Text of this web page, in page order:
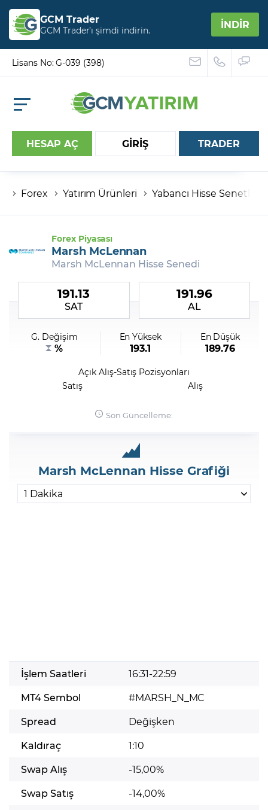
GCM Trader
GCM Trader’ı şimdi indirin. İNDİR
Lisans No: G-039 (398)
HESAP AÇ GİRİŞ
Hesap numaranız
Şifremi Unuttum
TRADER
Forex Yatırım Ürünleri Yabancı Hisse Senetleri
Forex Piyasası
Marsh McLennan
Marsh McLennan Hisse Senedi
191.13
SAT
191.96
AL
G. Değişim
%
En Yüksek
193.1
En Düşük
189.76
Açık Alış-Satış Pozisyonları
Satış
Alış
Son Güncelleme:
Marsh McLennan Hisse Grafiği
İşlem Saatleri
16:31-22:59
MT4 Sembol
#MARSH_N_MC
Spread
Değişken
Kaldıraç
1:10
Swap Alış
-15,00%
Swap Satış
-14,00%